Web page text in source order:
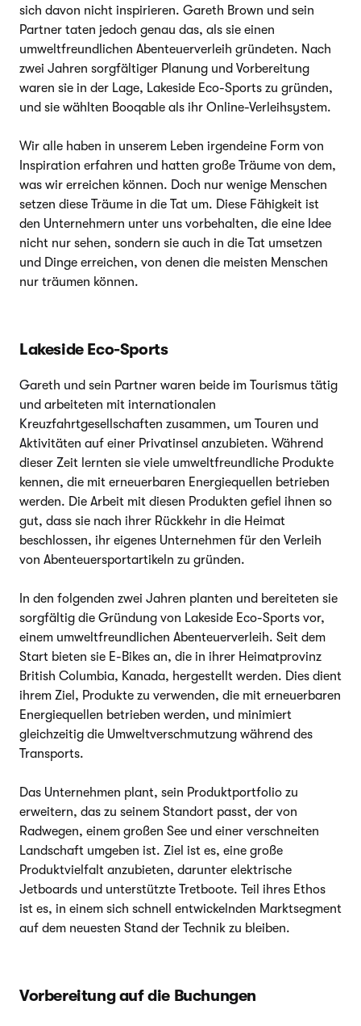
sich davon nicht inspirieren. Gareth Brown und sein
Partner taten jedoch genau das, als sie einen
umweltfreundlichen Abenteuerverleih gründeten. Nach
zwei Jahren sorgfältiger Planung und Vorbereitung
waren sie in der Lage, Lakeside Eco-Sports zu gründen,
und sie wählten Booqable als ihr Online-Verleihsystem.
Wir alle haben in unserem Leben irgendeine Form von
Inspiration erfahren und hatten große Träume von dem,
was wir erreichen können. Doch nur wenige Menschen
setzen diese Träume in die Tat um. Diese Fähigkeit ist
den Unternehmern unter uns vorbehalten, die eine Idee
nicht nur sehen, sondern sie auch in die Tat umsetzen
und Dinge erreichen, von denen die meisten Menschen
nur träumen können.
Lakeside Eco-Sports
Gareth und sein Partner waren beide im Tourismus tätig
und arbeiteten mit internationalen
Kreuzfahrtgesellschaften zusammen, um Touren und
Aktivitäten auf einer Privatinsel anzubieten. Während
dieser Zeit lernten sie viele umweltfreundliche Produkte
kennen, die mit erneuerbaren Energiequellen betrieben
werden. Die Arbeit mit diesen Produkten gefiel ihnen so
gut, dass sie nach ihrer Rückkehr in die Heimat
beschlossen, ihr eigenes Unternehmen für den Verleih
von Abenteuersportartikeln zu gründen.
In den folgenden zwei Jahren planten und bereiteten sie
sorgfältig die Gründung von Lakeside Eco-Sports vor,
einem umweltfreundlichen Abenteuerverleih. Seit dem
Start bieten sie E-Bikes an, die in ihrer Heimatprovinz
British Columbia, Kanada, hergestellt werden. Dies dient
ihrem Ziel, Produkte zu verwenden, die mit erneuerbaren
Energiequellen betrieben werden, und minimiert
gleichzeitig die Umweltverschmutzung während des
Transports.
Das Unternehmen plant, sein Produktportfolio zu
erweitern, das zu seinem Standort passt, der von
Radwegen, einem großen See und einer verschneiten
Landschaft umgeben ist. Ziel ist es, eine große
Produktvielfalt anzubieten, darunter elektrische
Jetboards und unterstützte Tretboote. Teil ihres Ethos
ist es, in einem sich schnell entwickelnden Marktsegment
auf dem neuesten Stand der Technik zu bleiben.
Vorbereitung auf die Buchungen